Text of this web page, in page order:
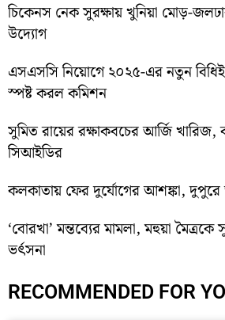
চিকেনস নেক সুরক্ষায় খুনিয়া মোড়-
উদ্যোগ
এসএসসি নিয়োগে ২০২৫-এর নতুন বিধিই
স্পষ্ট করল কমিশন
সুমিত রায়ের রক্ষাকবচের আর্জি
সিআইডির
কলকাতায় ফের দুর্যোগের আশঙ্কা, দুপুরে
‘বোরখা’ মন্তব্যের মামলা, মহুয়া মৈত্রকে
ভর্ৎসনা
RECOMMENDED FOR